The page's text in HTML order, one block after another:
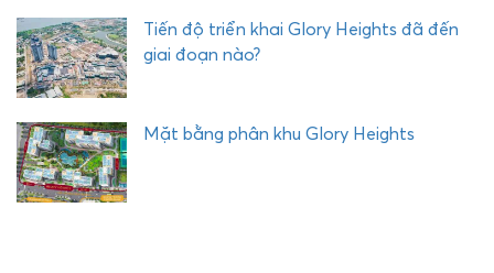
Tiến độ triển khai Glory Heights đã đến
giai đoạn nào?
Mặt bằng phân khu Glory Heights